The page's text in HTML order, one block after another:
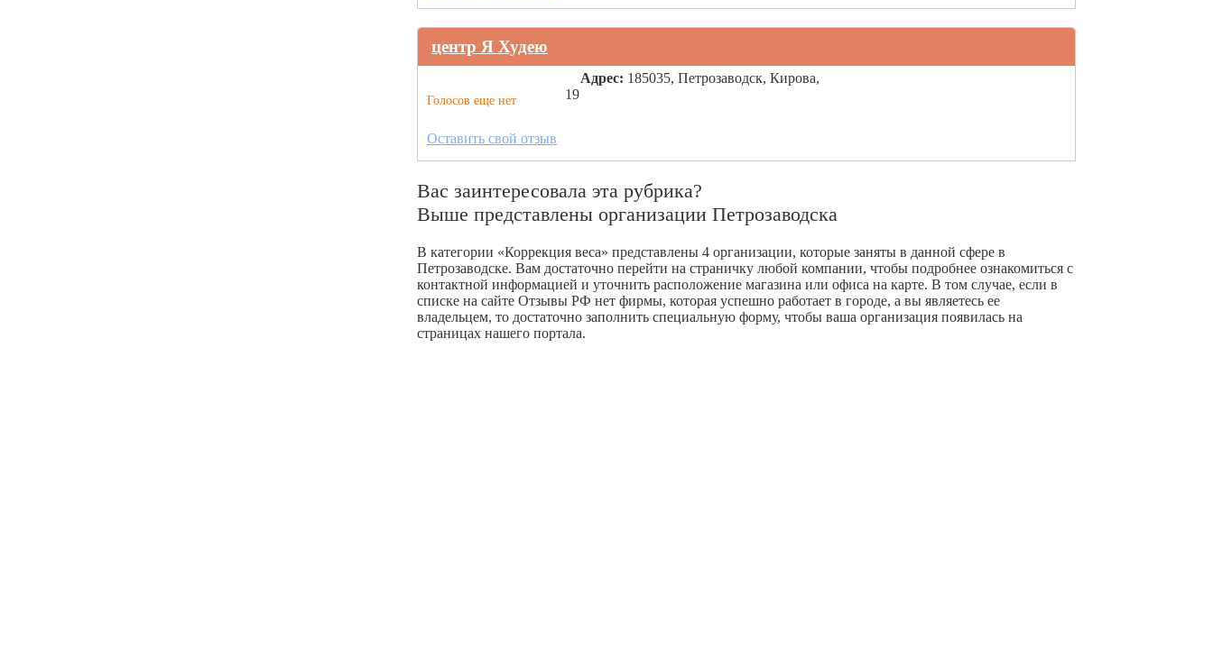
центр Я Худею
Голосов еще нет
Адрес: 185035, Петрозаводск, Кирова,
19
Оставить свой отзыв
Вас заинтересовала эта рубрика?
Выше представлены организации Петрозаводска
В категории «Коррекция веса» представлены 4 организации, которые заняты в данной сфере в
Петрозаводске. Вам достаточно перейти на страничку любой компании, чтобы подробнее ознакомиться с
контактной информацией и уточнить расположение магазина или офиса на карте. В том случае, если в
списке на сайте Отзывы РФ нет фирмы, которая успешно работает в городе, а вы являетесь ее
владельцем, то достаточно заполнить специальную форму, чтобы ваша организация появилась на
страницах нашего портала.